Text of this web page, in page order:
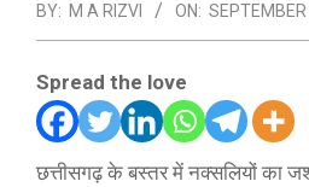
BY: M A RIZVI ON:
Spread the love
छत्तीसगढ़ के बस्तर में नक्सलियों का